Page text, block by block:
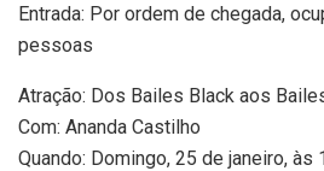
Entrada: Por ordem de chegada,
pessoas
Atração: Dos Bailes Black aos
Com: Ananda Castilho
Quando: Domingo, 25 de janeiro, às